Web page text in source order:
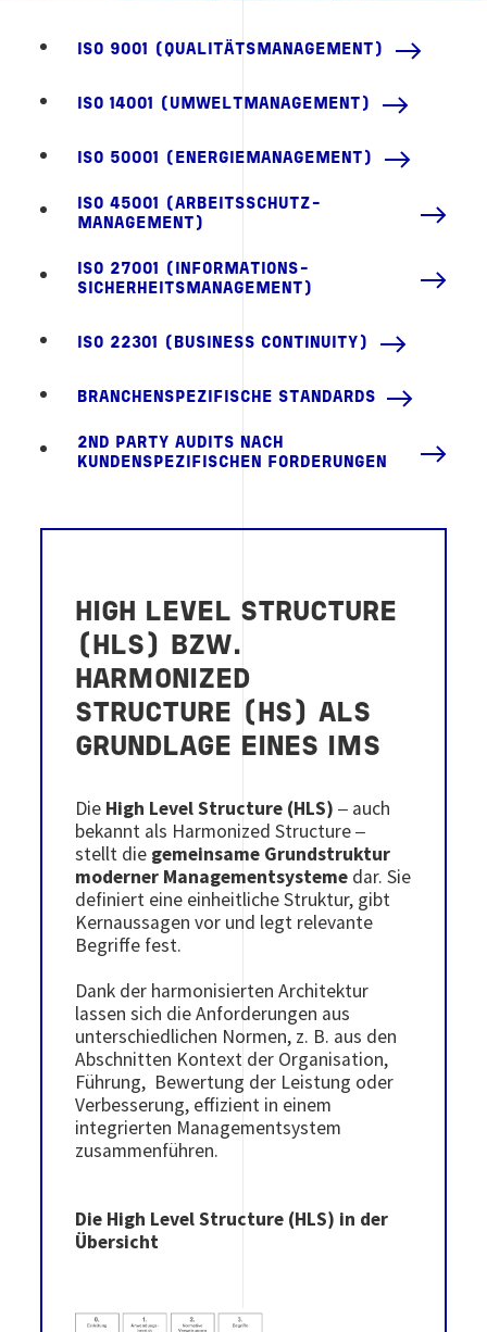
ISO 9001 (QUALITÄTSMANAGEMENT)
ISO 14001 (UMWELTMANAGEMENT)
ISO 50001 (ENERGIEMANAGEMENT)
ISO 45001 (ARBEITSSCHUTZ­
MANAGEMENT)
ISO 27001 (INFORMATIONS­
SICHERHEITS­MANAGEMENT)
ISO 22301 (BUSINESS CONTINUITY)
BRANCHENSPEZIFISCHE STANDARDS
2ND PARTY AUDITS NACH
KUNDENSPEZIFISCHEN FORDERUNGEN
HIGH LEVEL STRUCTURE
(HLS) BZW.
HARMONIZED
STRUCTURE (HS) ALS
GRUNDLAGE EINES IMS
Die High Level Structure (HLS) – auch
bekannt als Harmonized Structure–
stellt die gemeinsame Grundstruktur
moderner Managementsysteme dar. Sie
definiert eine einheitliche Struktur, gibt
Kernaussagen vor und legt relevante
Begriffe fest.
Dank der harmonisierten Architektur
lassen sich die Anforderungen aus
unterschiedlichen Normen, z. B. aus den
Abschnitten Kontext der Organisation,
Führung, Bewertung der Leistung oder
Verbesserung, effizient in einem
integrierten Managementsystem
zusammenführen.
Die High Level Structure (HLS) in der
Übersicht